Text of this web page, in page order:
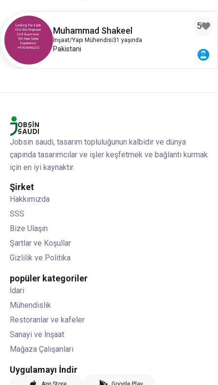
Muhammad Shakeel
İnşaat/Yapı Mühendisi31 yaşında
Pakistani
5
Jobsin saudi, tasarım topluluğunun kalbidir ve dünya
çapında tasarımcılar ve işler keşfetmek ve bağlantı kurmak
için en iyi kaynaktır.
Şirket
Hakkımızda
SSS
Bize Ulaşın
Şartlar ve Koşullar
Gizlilik ve Politika
popüler kategoriler
İdari
Mühendislik
Restoranlar ve kafeler
Sanayi ve İnşaat
Mağaza Çalışanları
Uygulamayı İndir